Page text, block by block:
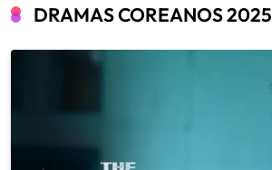
DRAMAS COREANOS 2025